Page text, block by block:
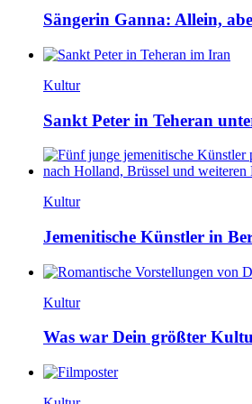
Sängerin Ganna: Allein,
Kultur
Sankt Peter in Teheran
Kultur
Jemenitische Künstler in
Kultur
Was war Dein größter